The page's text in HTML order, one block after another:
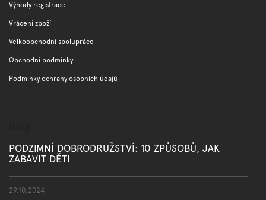
Výhody registrace
Vrácení zboží
Velkoobchodní spolupráce
Obchodní podmínky
Podmínky ochrany osobních údajů
PODZIMNÍ DOBRODRUŽSTVÍ: 10 ZPŮSOBŮ, JAK
ZABAVIT DĚTI
29.10.2024